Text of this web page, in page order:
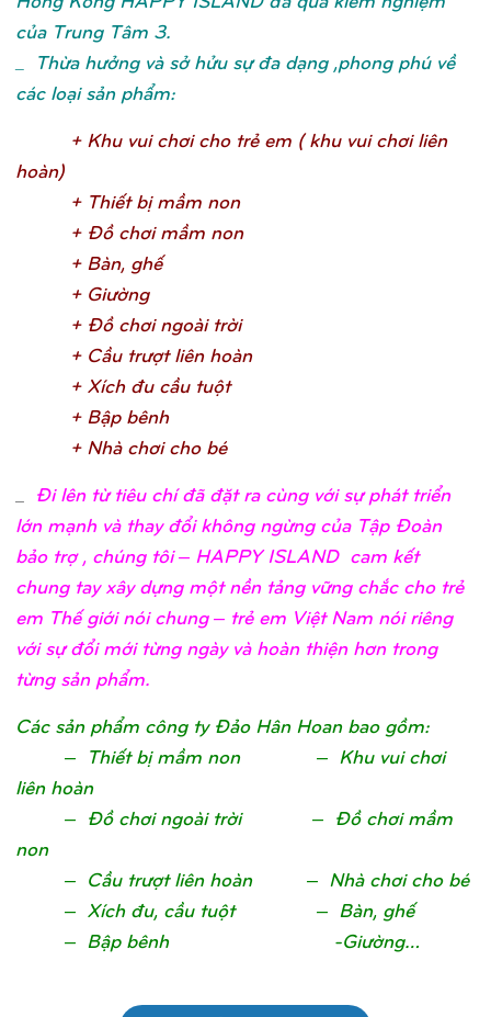
của Trung Tâm 3.
_ Thừa hưởng và sở hửu sự đa dạng ,phong phú về
các loại sản phẩm:
+ Khu vui chơi cho trẻem ( khu vui chơi liên
hoàn)
+ Thiết bịmầm non
+ Đồchơi mầm non
+ Bàn, ghế
+ Giường
+ Đồchơi ngoài trời
+ Cầu trượt liên hoàn
+ Xích đu cầu tuột
+ Bập bênh
+ Nhà chơi cho bé
Đi lên từ tiêu chí đã đặt ra cùng với sự phát triển
lớn mạnh và thay đổi không ngừng của Tập Đoàn
bảo trợ , chúng tôi – HAPPY ISLAND cam kết
chung tay xây dựng một nền tảng vững chắc cho trẻ
em Thế giới nói chung – trẻ em Việt Nam nói riêng
với sự đổi mới từng ngày và hoàn thiện hơn trong
từng sản phẩm.
Các sản phẩm công ty Đảo Hân Hoan bao gồm:
– Thiết bị mầm non – Khu vui chơi
liên hoàn
– Đồ chơi ngoài trời – Đồ chơi mầm
non
– Cầu trượt liên hoàn – Nhà chơi cho bé
– Xích đu, cầu tuột – Bàn, ghế
– Bập bênh -Giường…